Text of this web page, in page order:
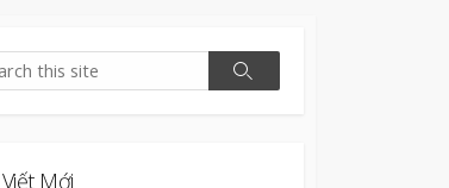
Search
Mới